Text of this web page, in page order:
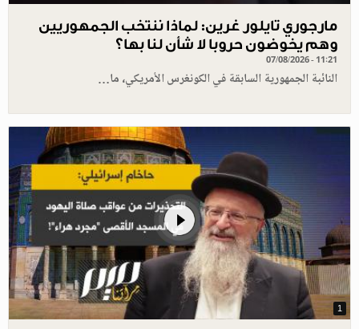
مارجوري تايلور غرين: لماذا ننتخب الجمهوريين
وهم يخوضون حروبا لا شأن لنا بها؟
07/08/2026 - 11:21
النائبة الجمهورية السابقة في الكونغرس الأمريكي، ما…
1